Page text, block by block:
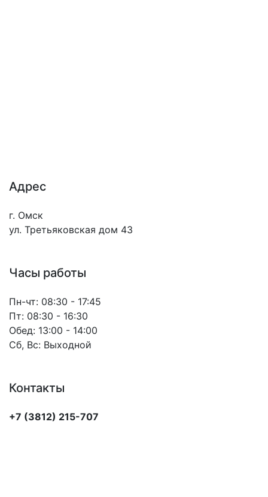
Адрес
г. Омск
ул. Третьяковская дом 43
Часы работы
Пн-чт: 08:30 - 17:45
Пт: 08:30 - 16:30
Обед: 13:00 - 14:00
Сб, Вс: Выходной
Контакты
+7 (3812) 215-707